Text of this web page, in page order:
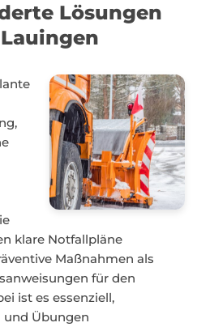
Lösungen
klare Notfallpläne
Maßnahmen als
für den
ist es essenziell,
und Übungen